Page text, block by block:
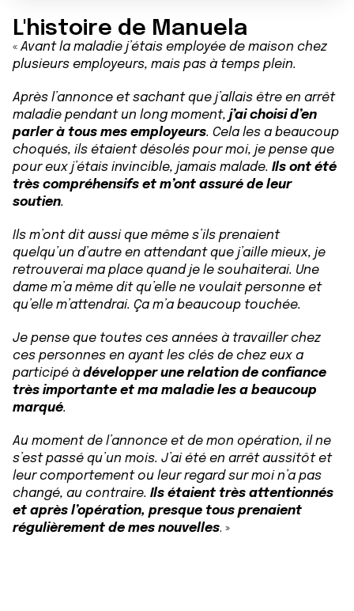
L'histoire de Manuela
« Avant la maladie j’étais employée de maison chez
plusieurs employeurs, mais pas à temps plein.
Après l’annonce et sachant que j’allais être en arrêt
maladie pendant un long moment, j’ai choisi d’en
parler à tous mes employeurs. Cela les a beaucoup
choqués, ils étaient désolés pour moi, je pense que
pour eux j’étais invincible, jamais malade. Ils ont été
très compréhensifs et m’ont assuré de leur
soutien.
Ils m’ont dit aussi que même s’ils prenaient
quelqu’un d’autre en attendant que j’aille mieux, je
retrouverai ma place quand je le souhaiterai. Une
dame m’a même dit qu’elle ne voulait personne et
qu’elle m’attendrai. Ça m’a beaucoup touchée.
Je pense que toutes ces années à travailler chez
ces personnes en ayant les clés de chez eux a
participé à développer une relation de confiance
très importante et ma maladie les a beaucoup
marqué.
Au moment de l’annonce et de mon opération, il ne
s’est passé qu’un mois. J’ai été en arrêt aussitôt et
leur comportement ou leur regard sur moi n’a pas
changé, au contraire. Ils étaient très attentionnés
et après l’opération, presque tous prenaient
régulièrement de mes nouvelles. »